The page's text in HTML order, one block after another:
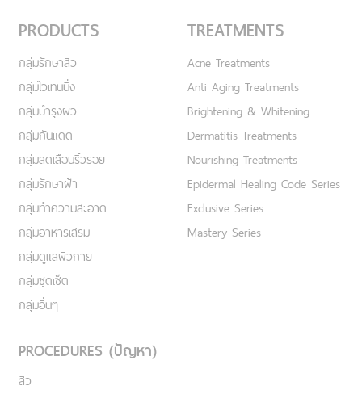
PRODUCTS
กลุ่มรักษาสิว
กลุ่มไวเทนนิ่ง
กลุ่มบำรุงผิว
กลุ่มกันแดด
กลุ่มลดเลือนริ้วรอย
กลุ่มรักษาฝ้า
กลุ่มทำความสะอาด
กลุ่มอาหารเสริม
กลุ่มดูแลผิวกาย
กลุ่มชุดเซ็ต
กลุ่มอื่นๆ
TREATMENTS
Acne Treatments
Anti Aging Treatments
Brightening & Whitening
Dermatitis Treatments
Nourishing Treatments
Epidermal Healing Code Series
Exclusive Series
Mastery Series
PROCEDURES (ปัญหา)
สิว